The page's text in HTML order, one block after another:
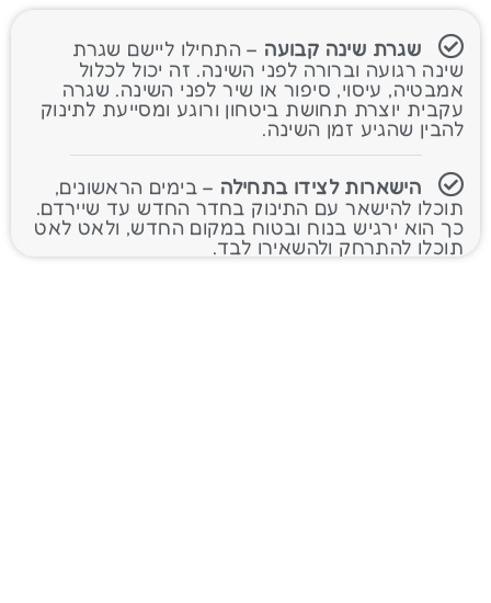
שגרת שינה קבועה – התחילו ליישם שגרת
שינה רגועה וברורה לפני השינה. זה יכול לכלול
אמבטיה, עיסוי, סיפור או שיר לפני השינה. שגרה
עקבית יוצרת תחושת ביטחון ורוגע ומסייעת לתינוק
להבין שהגיע זמן השינה.
הישארות לצידו בתחילה – בימים הראשונים,
תוכלו להישאר עם התינוק בחדר החדש עד שיירדם.
כך הוא ירגיש בנוח ובטוח במקום החדש, ולאט לאט
תוכלו להתרחק ולהשאירו לבד.